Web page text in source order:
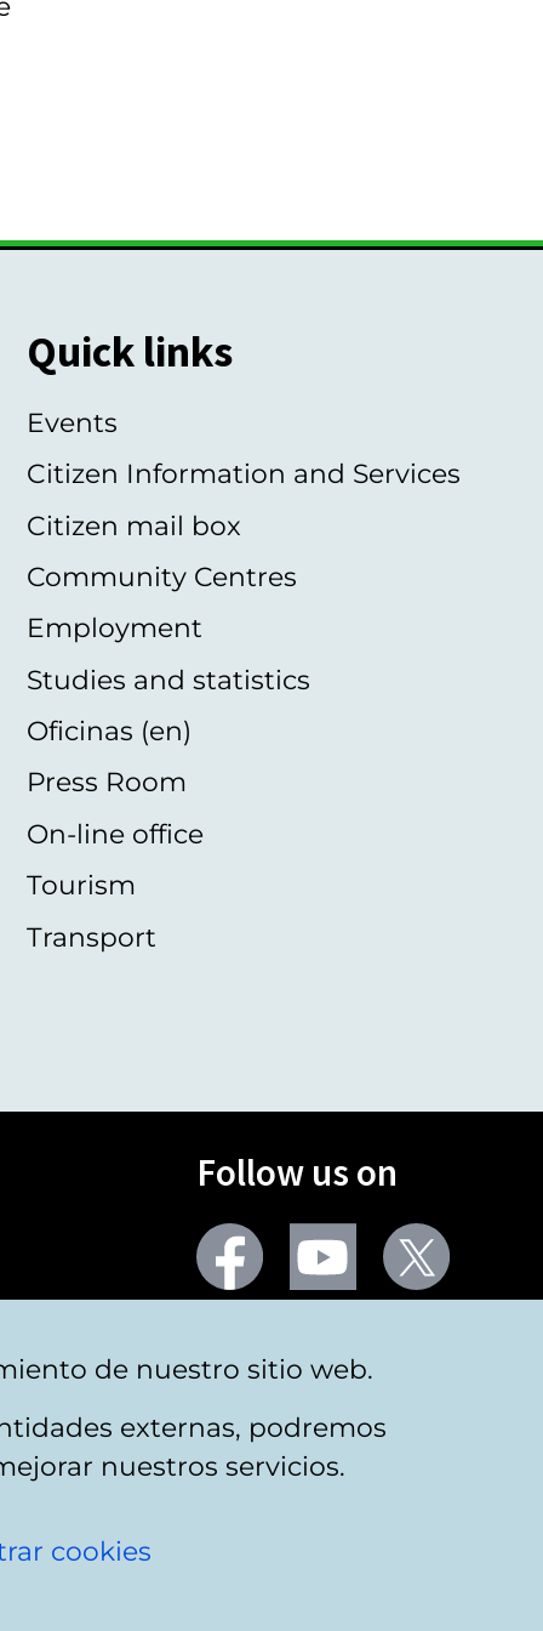
Quick links
Events
Citizen Information and Services
Citizen mail box
Community Centres
Employment
Studies and statistics
Oficinas (en)
Press Room
On-line office
Tourism
Transport
Follow us on
Facebook Youtube
de nuestro sitio web.
externas, podremos
nuestros servicios.
cookies